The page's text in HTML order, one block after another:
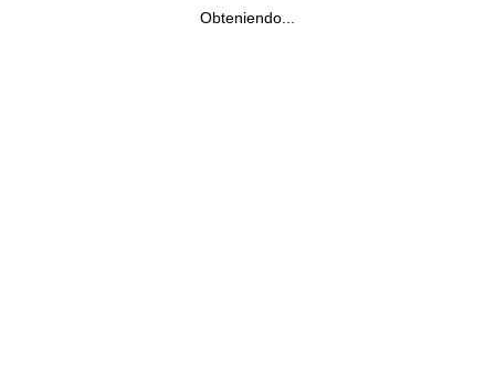
Obteniendo...